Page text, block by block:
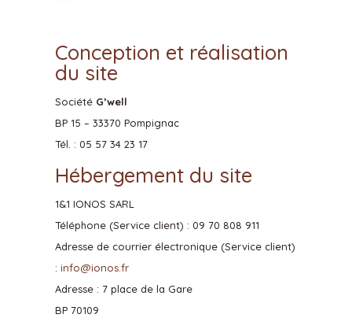
Conception et réalisation
du site
Société G’well
BP 15 – 33370 Pompignac
Tél. : 05 57 34 23 17
Hébergement du site
1&1 IONOS SARL
Téléphone (Service client) : 09 70 808 911
Adresse de courrier électronique (Service client)
: info@ionos.fr
Adresse : 7 place de la Gare
BP 70109